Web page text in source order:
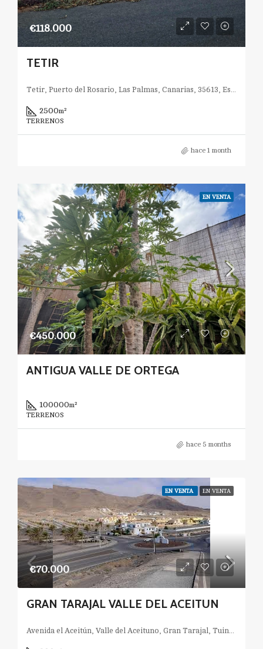
€118.000
TETIR
Tetir, Puerto del Rosario, Las Palmas, Canarias, 35613, España
2500m²
TERRENOS
hace 1 month
EN VENTA
€450.000
ANTIGUA VALLE DE ORTEGA
100000m²
TERRENOS
hace 5 months
EN VENTA EN VENTA
€70.000
GRAN TARAJAL VALLE DEL ACEITUN
Avenida el Aceitún, Valle del Aceituno, Gran Tarajal, Tuineje, Las Palmas, Canarias, 35620, España